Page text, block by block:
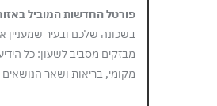
פורטל החדשות המוביל
בשכונה שלכם ובעיר
מבזקים מסביב לשעון: כל
מקומי, בריאות ושאר